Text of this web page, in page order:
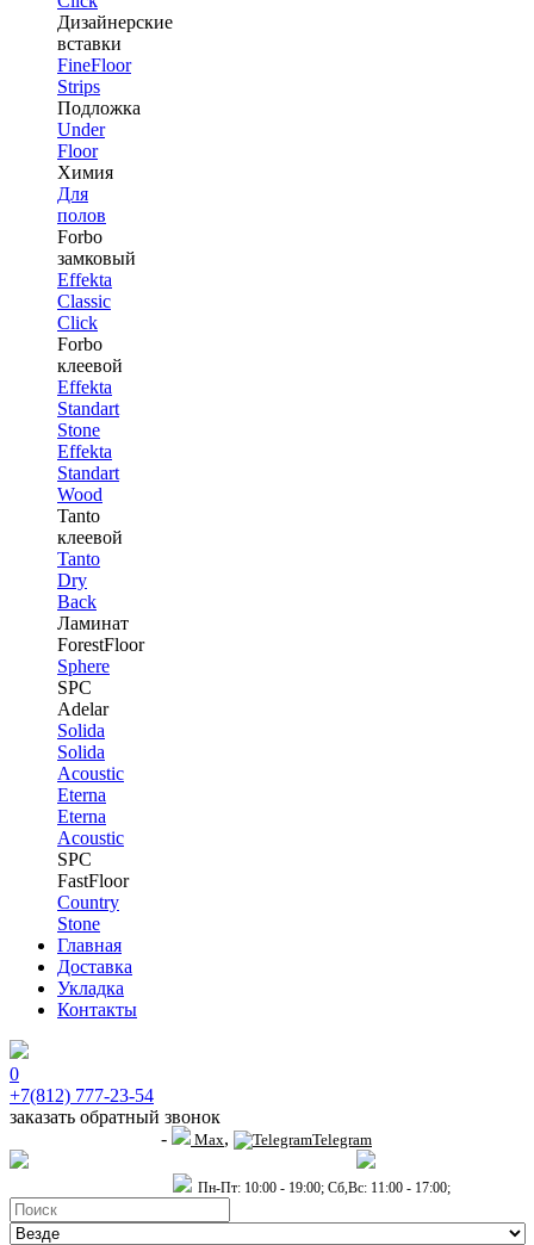
Дизайнерские
вставки
FineFloor
Strips
Подложка
Under
Floor
Химия
Для
полов
Forbo
замковый
Effekta
Classic
Click
Forbo
клеевой
Effekta
Standart
Stone
Effekta
Standart
Wood
Tanto
клеевой
Tanto
Dry
Back
Ламинат
ForestFloor
Sphere
SPC
Adelar
Solida
Solida
Acoustic
Eterna
Eterna
Acoustic
SPC
FastFloor
Country
Stone
Главная
Доставка
Укладка
Контакты
0
+7(812) 777-23-54
заказать обратный звонок
- Max, Telegram
Пн-Пт: 10:00 - 19:00; Сб,Вс: 11:00 - 17:00;